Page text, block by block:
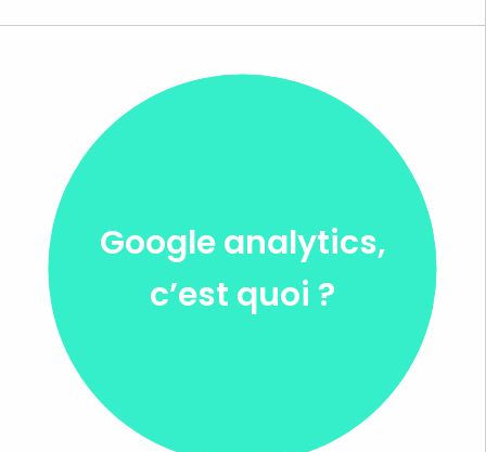
Google analytics,
c’est quoi ?